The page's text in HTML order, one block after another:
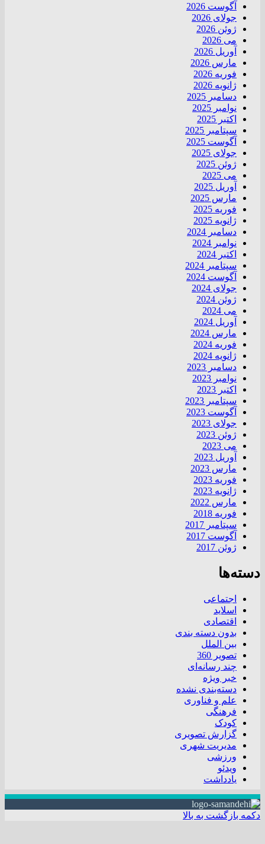
آگوست 2026
جولای 2026
ژوئن 2026
می 2026
آوریل 2026
مارس 2026
فوریه 2026
ژانویه 2026
دسامبر 2025
نوامبر 2025
اکتبر 2025
سپتامبر 2025
آگوست 2025
جولای 2025
ژوئن 2025
می 2025
آوریل 2025
مارس 2025
فوریه 2025
ژانویه 2025
دسامبر 2024
نوامبر 2024
اکتبر 2024
سپتامبر 2024
آگوست 2024
جولای 2024
ژوئن 2024
می 2024
آوریل 2024
مارس 2024
فوریه 2024
ژانویه 2024
دسامبر 2023
نوامبر 2023
اکتبر 2023
سپتامبر 2023
آگوست 2023
جولای 2023
ژوئن 2023
می 2023
آوریل 2023
مارس 2023
فوریه 2023
ژانویه 2023
مارس 2022
فوریه 2018
سپتامبر 2017
آگوست 2017
ژوئن 2017
دسته‌ها
اجتماعی
اسلاید
اقتصادی
بدون دسته بندی
بین الملل
تصویر 360
چند رسانه‌ای
خبر ویژه
دسته‌بندی نشده
علم و فناوری
فرهنگی
کودک
گزارش تصویری
مدیریت شهری
ورزشی
ویدئو
یادداشت
دکمه بازگشت به بالا